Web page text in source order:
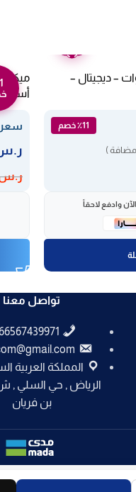
20 لتر كولن 1200 وات – ديجيتال –
٪11 خصم
)
وادفع لاحقاً
أسود 802100003
سعر
تواصل معنا
المملكة العربية
الرياض , حي السلي , ش
بن فريان